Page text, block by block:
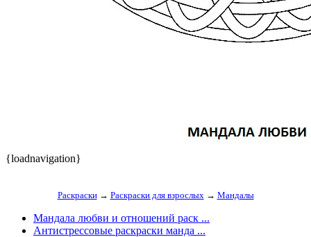
{loadnavigation}
Раскраски→ Раскраски для взрослых → Мандалы
Мандала любви и отношений раск ...
Антистрессовые раскраски манда ...